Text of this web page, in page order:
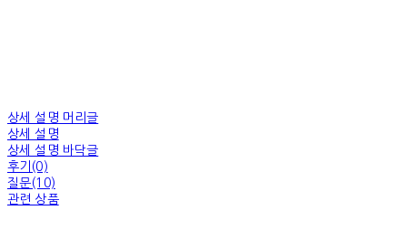
상세 설명 머리글
상세 설명
상세 설명 바닥글
후기(0)
질문(10)
관련 상품